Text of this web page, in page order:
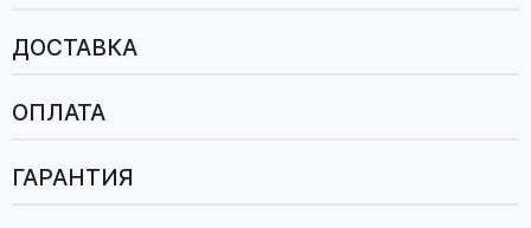
ДОСТАВКА
ОПЛАТА
ГАРАНТИЯ